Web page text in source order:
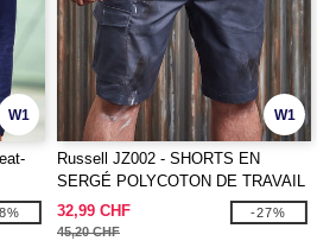
W1 W1
Russell JZ002 - SHORTS EN
SERGÉ POLYCOTON DE TRAVAIL
32,99 CHF
45,20 CHF
-27%